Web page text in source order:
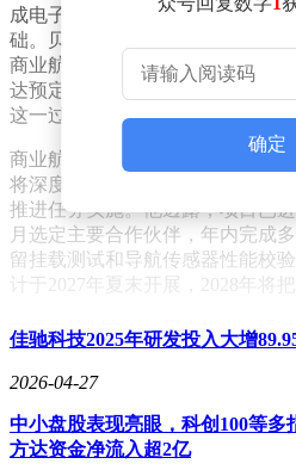
成电子元器件和自主避障技术为
础。贝克表示，新项目无人机将
商业航天产业的配套能力，实现
达预定区域上空后，将自主勘测
这一过程与机智号在火星的跳跃
商业航天企业的参与是该项目的
将深度整合商业资源，结合喷气
推进任务实施。他透露，项目已
月选定主要合作伙伴，年内完成
留挂载测试和导航传感器性能校
计于2027年夏末开展，2028年将
在成本控制方面，贝克指出，通
机，可省去建造全动力着陆器的
险。项目将依托商业企业完成轨
NASA局长提出的降低单次任务
标。
确定
佳驰科技2025年研发投入大增
2026-04-27
中小盘股表现亮眼，科创100等多
方达资金净流入超2亿